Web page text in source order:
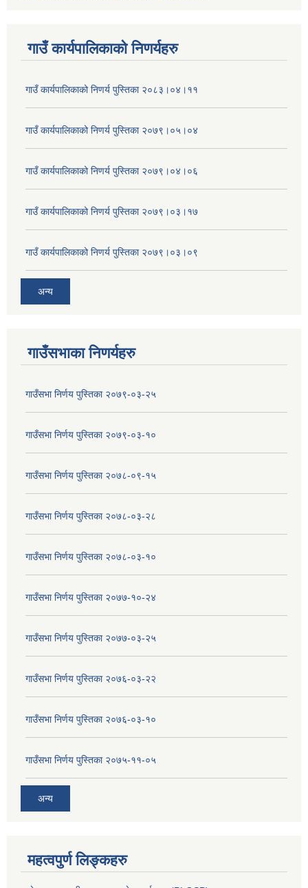
गाउँ कार्यपालिकाकाे निणर्यहरु
गाउँ कार्यपालिकाको निणर्य पुस्तिका २०८३।०४।११
गाउँ कार्यपालिकाको निणर्य पुस्तिका २०७९।०५।०४
गाउँ कार्यपालिकाको निणर्य पुस्तिका २०७९।०४।०६
गाउँ कार्यपालिकाको निणर्य पुस्तिका २०७९।०३।१७
गाउँ कार्यपालिकाको निणर्य पुस्तिका २०७९।०३।०९
अन्य
गाउँसभाका निणर्यहरु
गाउँसभा निर्णय पुस्तिका २०७९-०३-२५
गाउँसभा निर्णय पुस्तिका २०७९-०३-१०
गाउँसभा निर्णय पुस्तिका २०७८-०९-१५
गाउँसभा निर्णय पुस्तिका २०७८-०३-२८
गाउँसभा निर्णय पुस्तिका २०७८-०३-१०
गाउँसभा निर्णय पुस्तिका २०७७-१०-२४
गाउँसभा निर्णय पुस्तिका २०७७-०३-२५
गाउँसभा निर्णय पुस्तिका २०७६-०३-२२
गाउँसभा निर्णय पुस्तिका २०७६-०३-१०
गाउँसभा निर्णय पुस्तिका २०७५-११-०५
अन्य
महत्वपुर्ण लिङ्कहरु